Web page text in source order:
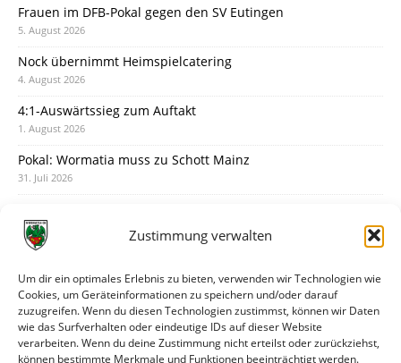
Zustimmung verwalten
Um dir ein optimales Erlebnis zu bieten, verwenden wir Technologien wie
Cookies, um Geräteinformationen zu speichern und/oder darauf
zuzugreifen. Wenn du diesen Technologien zustimmst, können wir Daten
wie das Surfverhalten oder eindeutige IDs auf dieser Website
verarbeiten. Wenn du deine Zustimmung nicht erteilst oder zurückziehst,
können bestimmte Merkmale und Funktionen beeinträchtigt werden.
Frauen im DFB-Pokal gegen den SV Eutingen
5. August 2026
Nock übernimmt Heimspielcatering
4. August 2026
4:1-Auswärtssieg zum Auftakt
1. August 2026
Pokal: Wormatia muss zu Schott Mainz
31. Juli 2026
30. Juli 2026
28. Juli 2026
Neuer Rückensponsor
28. Juli 2026
Neue Podcast-Folge: So tickt Björn!